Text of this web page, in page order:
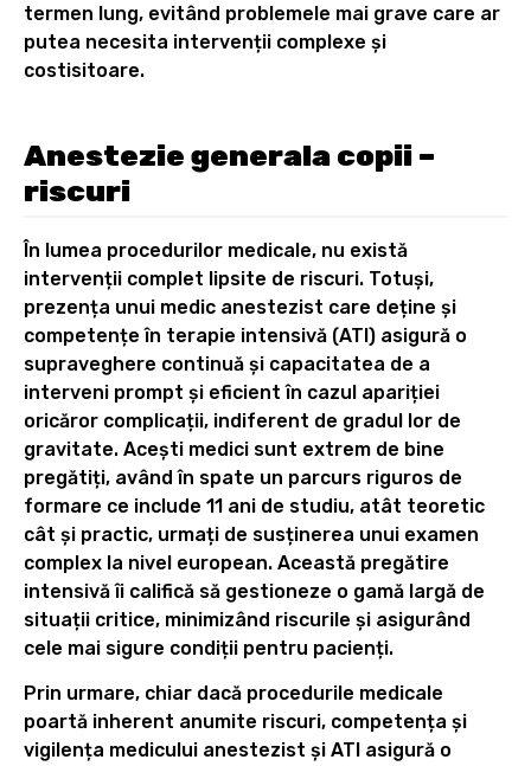
termen lung, evitând problemele mai grave care ar
putea necesita intervenții complexe și
costisitoare.
Anestezie generala copii –
riscuri
În lumea procedurilor medicale, nu există
intervenții complet lipsite de riscuri. Totuși,
prezența unui medic anestezist care deține și
competențe în terapie intensivă (ATI) asigură o
supraveghere continuă și capacitatea de a
interveni prompt și eficient în cazul apariției
oricăror complicații, indiferent de gradul lor de
gravitate. Acești medici sunt extrem de bine
pregătiți, având în spate un parcurs riguros de
formare ce include 11 ani de studiu, atât teoretic
cât și practic, urmați de susținerea unui examen
complex la nivel european. Această pregătire
intensivă îi califică să gestioneze o gamă largă de
situații critice, minimizând riscurile și asigurând
cele mai sigure condiții pentru pacienți.
Prin urmare, chiar dacă procedurile medicale
poartă inherent anumite riscuri, competența și
vigilența medicului anestezist și ATI asigură o